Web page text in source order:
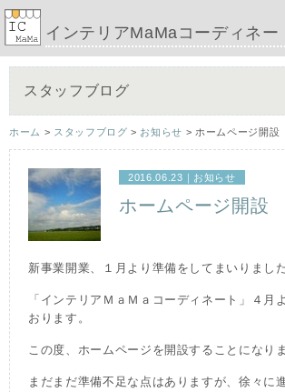
インテリアMaMaコーディネー
スタッフブログ
ホーム > スタッフブログ > お知らせ > ホームページ開設
2016.06.23｜ お知らせ
ホームページ開設
新事業開業、１月より準備をしてまいりました
「インテリアＭａＭａコーディネート」４月
おります。
この度、ホームページを開設することになり
まだまだ準備不足な点はありますが、徐々に